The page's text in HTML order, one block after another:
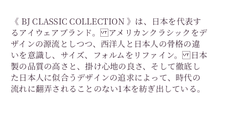
《 BJ CLASSIC COLLECTION 》は、日本を代表す
るアイウェアブランド。 アメリカンクラシックをデ
ザインの源流としつつ、西洋人と日本人の骨格の違
いを意識し、サイズ、フォルムをリファイン。 日本
製の品質の高さと、掛け心地の良さ、そして徹底し
た日本人に似合うデザインの追求によって、時代の
流れに翻弄されることのない1本を紡ぎ出している。